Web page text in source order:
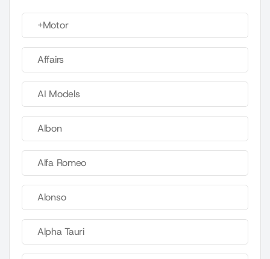
+Motor
Affairs
AI Models
Albon
Alfa Romeo
Alonso
Alpha Tauri